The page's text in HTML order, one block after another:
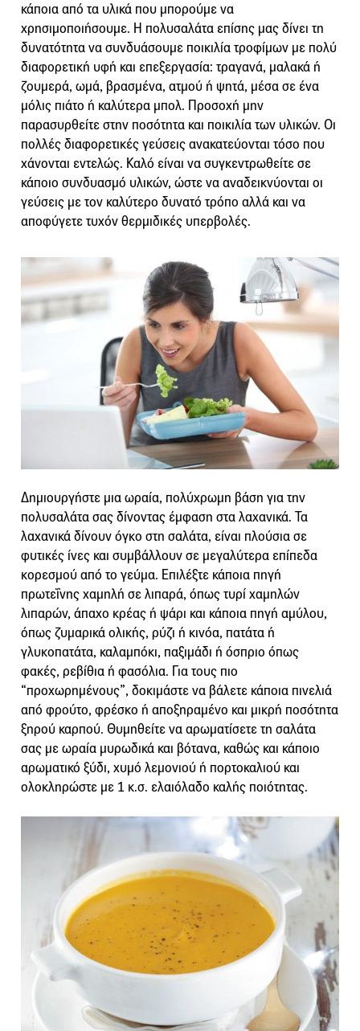
κάποια από τα υλικά που μπορούμε να
χρησιμοποιήσουμε. Η πολυσαλάτα επίσης μας δίνει τη
δυνατότητα να συνδυάσουμε ποικιλία τροφίμων με πολύ
διαφορετική υφή και επεξεργασία: τραγανά, μαλακά ή
ζουμερά, ωμά, βρασμένα, ατμού ή ψητά, μέσα σε ένα
μόλις πιάτο ή καλύτερα μπολ. Προσοχή μην
παρασυρθείτε στην πο­σό­τητα και ποι­κι­λία των υ­λι­κών. Οι
πολλές διαφορετικές γεύ­σεις α­να­κα­τεύ­ον­ται τόσο που
χά­νον­ται εν­τε­λώς. Καλό είναι να συγκεντρωθείτε σε
κάποιο συνδυασμό υλικών, ώ­στε να αναδεικνύ­ον­ται οι
γεύ­σεις με τον κα­λύ­τερο δυ­νατό τρόπο αλλά και να
αποφύγετε τυχόν θερμιδικές υπερβολές.
Δημιουργήστε μια ωραία, πολύχρωμη βάση για την
πολυσαλάτα σας δίνοντας έμφαση στα λαχανικά. Τα
λαχανικά δίνουν όγκο στη σαλάτα, είναι πλούσια σε
φυτικές ίνες και συμβάλλουν σε μεγαλύτερα επίπεδα
κορεσμού από το γεύμα. Επιλέξτε κάποια πηγή
πρωτεΐνης χαμηλή σε λιπαρά, όπως τυρί χαμηλών
λιπαρών, άπαχο κρέας ή ψάρι και κάποια πηγή αμύλου,
όπως ζυμαρικά ολικής, ρύζι ή κινόα, πατάτα ή
γλυκοπατάτα, καλαμπόκι, παξιμάδι ή όσπριο όπως
φακές, ρεβίθια ή φασόλια. Για τους πιο
“προχωρημένους”, δοκιμάστε να βάλετε κάποια πινελιά
από φρούτο, φρέσκο ή αποξηραμένο και μικρή ποσότητα
ξηρού καρπού. Θυμηθείτε να αρωματίσετε τη σαλάτα
σας με ωραία μυρωδικά και βότανα, καθώς και κάποιο
αρωματικό ξύδι, χυμό λεμονιού ή πορτοκαλιού και
ολοκληρώστε με 1 κ.σ. ελαιόλαδο καλής ποιότητας.